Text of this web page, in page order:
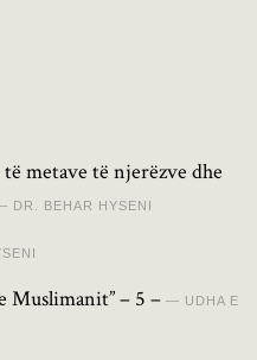
metave të njerëzve dhe
DR. BEHAR HYSENI
Muslimanit” – 5 – UDHA E